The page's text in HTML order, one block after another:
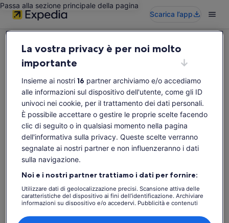
Passa alla sezione principale della pagina
Scarica l’app
Questa attività non è disponibile
Effettua una nuova ricerca.
Ripeti la ricerca
La vostra privacy è per noi molto
importante
Insieme ai nostri 16 partner archiviamo e/o accediamo
alle informazioni sul dispositivo dell'utente, come gli ID
univoci nei cookie, per il trattamento dei dati personali.
È possibile accettare o gestire le proprie scelte facendo
clic di seguito o in qualsiasi momento nella pagina
dell'informativa sulla privacy. Queste scelte verranno
segnalate ai nostri partner e non influenzeranno i dati
sulla navigazione.
Noi e i nostri partner trattiamo i dati per fornire:
Utilizzare dati di geolocalizzazione precisi. Scansione attiva delle
caratteristiche del dispositivo ai fini dell’identificazione. Archiviare
informazioni su dispositivo e/o accedervi. Pubblicità e contenuti
annunci, ricerche sul pubblico, sviluppo di servizi.